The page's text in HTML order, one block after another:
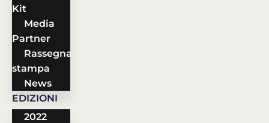
Kit
Media
Partner
Rassegna
stampa
News
EDIZIONI
2022